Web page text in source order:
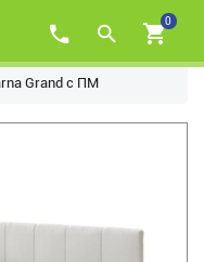
0
Grand с ПМ